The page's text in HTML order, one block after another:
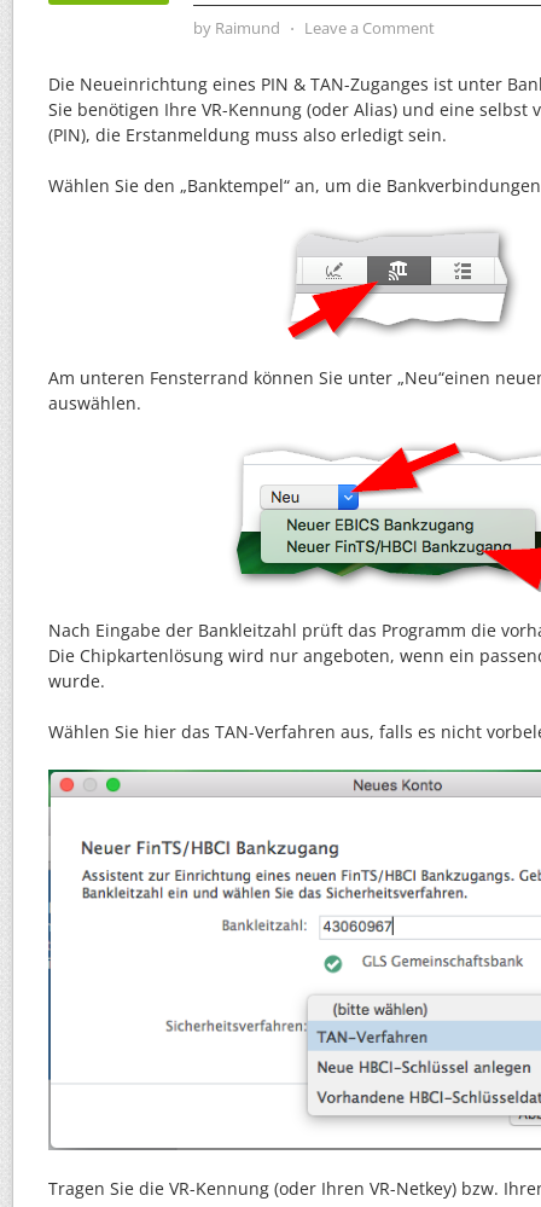
by Raimund ⋅ Leave a Comment
Die Neueinrichtung eines PIN & TAN-Zuganges ist unter
Sie benötigen Ihre VR-Kennung (oder Alias) und eine selbst
(PIN), die Erstanmeldung muss also erledigt sein.
Wählen Sie den „Banktempel“ an, um die
Am unteren Fensterrand können Sie unter „Neu“einen
auswählen.
Nach Eingabe der Bankleitzahl prüft das Programm die
Die Chipkartenlösung wird nur angeboten, wenn ein
wurde.
Wählen Sie hier das TAN-Verfahren aus, falls es nicht
Tragen Sie die VR-Kennung (oder Ihren VR-Netkey) bzw.